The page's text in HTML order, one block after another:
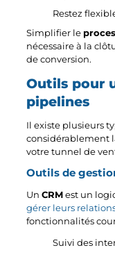
Restez
Simplifier le
nécessaire à la
de conversion.
Outils pour
pipelines
Il existe plusieurs
considérablement
votre tunnel de
Outils de
UnCRM est un
gérer leurs
fonctionnalités
Suivi des